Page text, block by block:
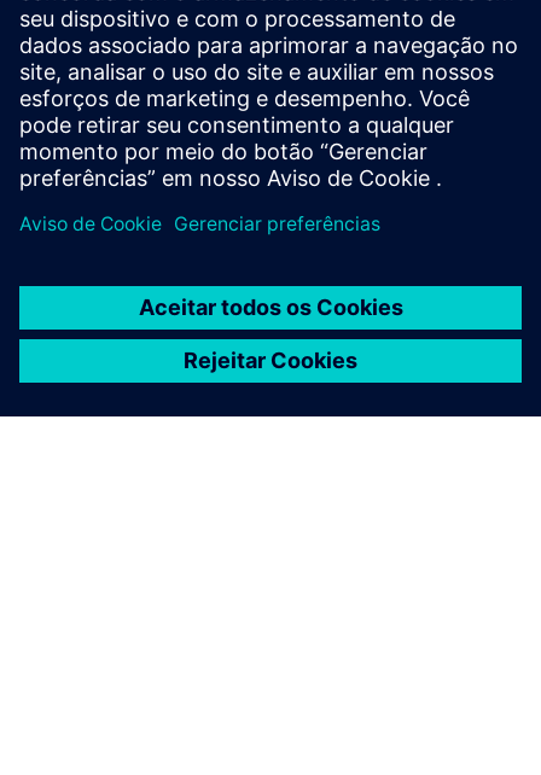
Nyckel by Smartlox — bloqueio/sinalização digital
gerenciado na nuvem que oferece visibilidade em tempo
real, trilhas de auditoria invioláveis e isolamento físico que
você ...
Saiba mais